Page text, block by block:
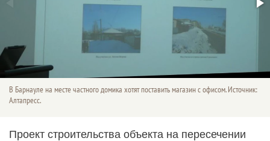
В Барнауле на месте частного домика хотят поставить магазин с офисом. Источник:
Алтапресс.
Проект строительства объекта на пересечении